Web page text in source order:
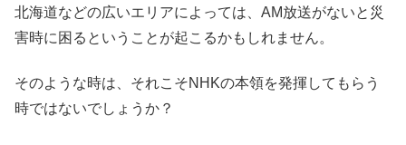
北海道などの広いエリアによっては、AM放送がないと災
害時に困るということが起こるかもしれません。
そのような時は、それこそNHKの本領を発揮してもらう
時ではないでしょうか？